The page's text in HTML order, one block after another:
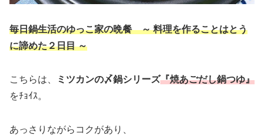
毎日鍋生活のゆっこ家の晩餐 ～ 料理を作ることはとう
に諦めた２日目 ～
こちらは、 ミツカンの〆鍋シリーズ『焼あごだし鍋つゆ』
をﾁｮｲｽ。
あっさりながらコクがあり、